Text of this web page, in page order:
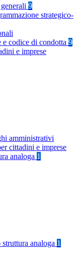
9
strategico-
codice di condotta 9
e imprese
amministrativi
cittadini e imprese
analoga 1
analoga 1